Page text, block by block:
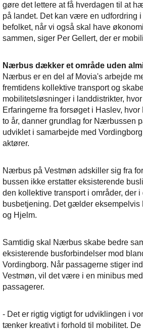
gøre det lettere at få hverdagen til at
på landet. Det kan være en udfordring i
befolket, når vi også skal have
sammen, siger Per Gellert, der er
Nærbus dækker et område uden
Nærbus er en del af Movia's arbejde
fremtidens kollektive transport og
mobilitetsløsninger i landdistrikter,
Erfaringerne fra forsøget i Haslev,
to år, danner grundlag for Nærbussen
udviklet i samarbejde med
aktører.
Nærbus på Vestmøn adskiller sig fra
bussen ikke erstatter eksisterende
den kollektive transport i områder, der
busbetjening. Det gælder
og Hjelm.
Samtidig skal Nærbus skabe bedre
eksisterende busforbindelser mod
Vordingborg. Når passagerne stiger
Vestmøn, vil det være i en minibus
passagerer.
- Det er rigtig vigtigt for udviklingen i
tænker kreativt i forhold til mobilitet. De